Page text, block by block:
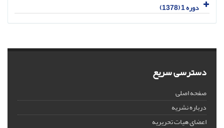
دوره 1 (1378)
دسترسی سریع
صفحه اصلی
درباره نشریه
اعضای هیات تحریریه